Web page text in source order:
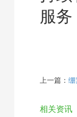
服
上一篇： 绷紧
相关资讯